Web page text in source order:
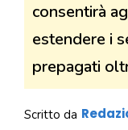
consentirà
estendere i
prepagati
Scritto da